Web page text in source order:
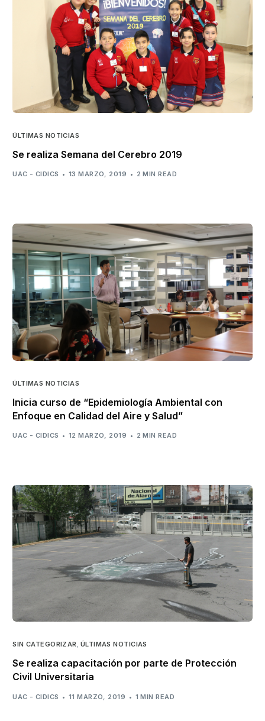
ÚLTIMAS NOTICIAS
Se realiza Semana del Cerebro 2019
UAC - CIDICS 13 MARZO, 2019 2 MIN READ
ÚLTIMAS NOTICIAS
Inicia curso de “Epidemiología Ambiental con
Enfoque en Calidad del Aire y Salud”
UAC - CIDICS 12 MARZO, 2019 2 MIN READ
SIN CATEGORIZAR, ÚLTIMAS NOTICIAS
Se realiza capacitación por parte de Protección
Civil Universitaria
UAC - CIDICS 11 MARZO, 2019 1 MIN READ